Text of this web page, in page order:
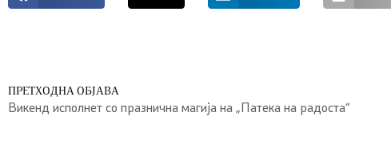
ПРЕТХОДНА ОБЈАВА
Викенд исполнет со празнична магија на „Патека на радоста“